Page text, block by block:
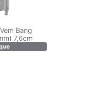
Bang
7,6cm